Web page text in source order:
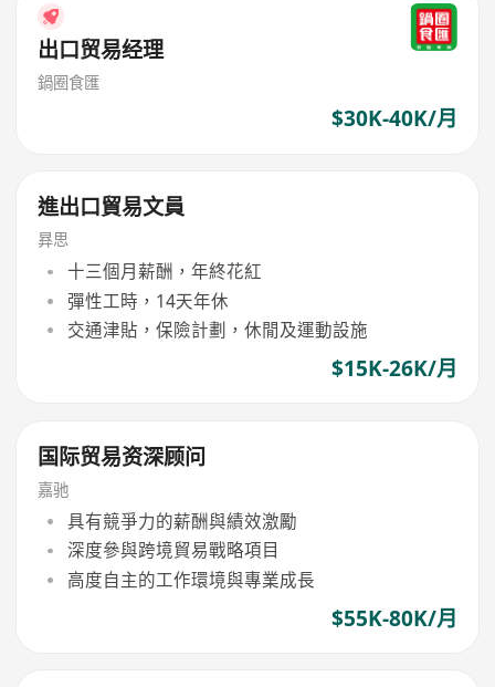
出口贸易经理
鍋圈食匯
$30K-40K/月
進出口貿易文員
昪思
十三個月薪酬，年終花紅
彈性工時，14天年休
交通津貼，保險計劃，休閒及運動設施
$15K-26K/月
国际贸易资深顾问
嘉驰
具有競爭力的薪酬與績效激勵
深度參與跨境貿易戰略項目
高度自主的工作環境與專業成長
$55K-80K/月